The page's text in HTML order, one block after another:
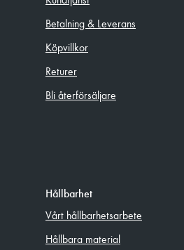
Betalning & Leverans
Köpvillkor
Returer
Bli återförsäljare
Hållbarhet
Vårt hållbarhetsarbete
Hållbara material